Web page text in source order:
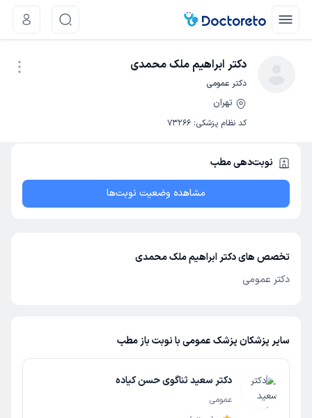
دکتر ابراهیم ملک محمدی
دکتر عمومی
تهران
کد نظام پزشکی:
73266
نوبت‌دهی مطب
مشاهده وضعیت نوبت‌ها
تخصص های دکتر ابراهیم ملک محمدی
دکتر عمومی
سایر پزشکان پزشک عمومی با نوبت باز مطب
دکتر سعید ثناگوی حسن کیاده
عمومی